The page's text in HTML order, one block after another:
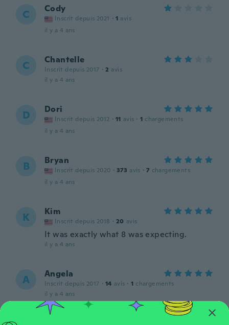
C Cody
Inscrit depuis 2021 · 1 avis
il y a 4 ans
C Chantelle
Inscrit depuis 2017 · 2 avis
il y a 4 ans
D Dori
Inscrit depuis 2012 · 11 avis · 1 chargements
il y a 4 ans
B Bryan
Inscrit depuis 2020 · 373 avis · 7 chargements
il y a 4 ans
K Kim
Inscrit depuis 2018 · 20 avis
It was exactly what 8 was expecting.
il y a 4 ans
A Angela
Inscrit depuis 2017 · 14 avis · 1 chargements
il y a 4 ans